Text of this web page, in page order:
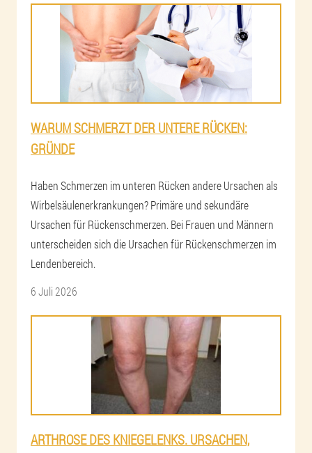
WARUM SCHMERZT DER UNTERE RÜCKEN:
GRÜNDE
Haben Schmerzen im unteren Rücken andere Ursachen als
Wirbelsäulenerkrankungen? Primäre und sekundäre
Ursachen für Rückenschmerzen. Bei Frauen und Männern
unterscheiden sich die Ursachen für Rückenschmerzen im
Lendenbereich.
6 Juli 2026
ARTHROSE DES KNIEGELENKS. URSACHEN,